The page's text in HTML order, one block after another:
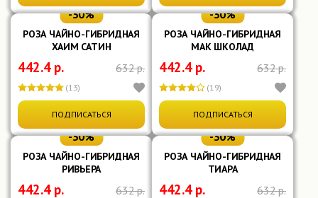
Время цветения
Июнь-сентябрь(28)
Июнь-ноябрь
Показать ещё
Аромат
Легкий(36)
Сильный(18)
-30%
РОЗА ЧАЙНО-ГИБРИДНАЯ
ХАИМ САТИН
442.4 р. 632 р.
(13)
ПОДПИСАТЬСЯ
-30%
РОЗА ЧАЙНО-ГИБРИДНАЯ
МАК ШКОЛАД
442.4 р. 632 р.
(19)
ПОДПИСАТЬСЯ
-30%
РОЗА ЧАЙНО-ГИБРИДНАЯ
РИВЬЕРА
442.4 р. 632 р.
-30%
РОЗА ЧАЙНО-ГИБРИДНАЯ
ТИАРА
442.4 р. 632 р.